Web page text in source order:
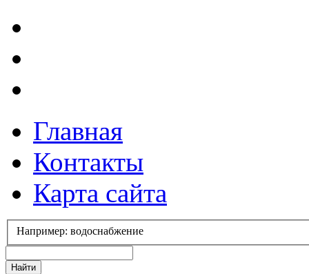
Главная
Контакты
Карта сайта
Например: водоснабжение